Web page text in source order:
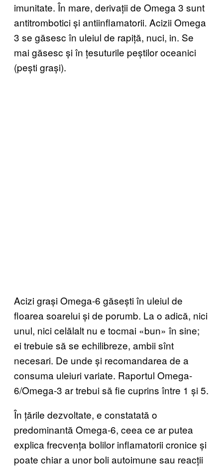
imunitate. În mare, derivații de Omega 3 sunt
antitrombotici și antiinflamatorii. Acizii Omega
3 se găsesc în uleiul de rapiță, nuci, in. Se
mai găsesc și în țesuturile peștilor oceanici
(pești grași).
Acizi grași Omega-6 găsești în uleiul de
floarea soarelui și de porumb. La o adică, nici
unul, nici celălalt nu e tocmai «bun» în sine;
ei trebuie să se echilibreze, ambii sînt
necesari. De unde și recomandarea de a
consuma uleiuri variate. Raportul Omega-
6/Omega-3 ar trebui să fie cuprins între 1 și 5.
În țările dezvoltate, e constatată o
predominantă Omega-6, ceea ce ar putea
explica frecvența bolilor inflamatorii cronice și
poate chiar a unor boli autoimune sau reacții